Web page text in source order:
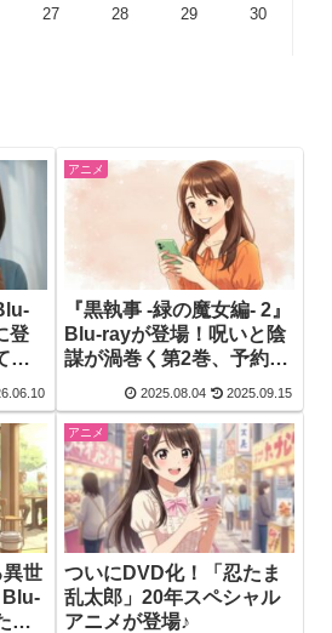
27 28 29
30
登
迷
アニメ
『黒執事 -緑の魔女編- 2』
Blu-rayが登場！呪いと陰
謀が渦巻く第2巻、予約受
2025.08.04 2025.09.15
異世
Blu-
な
アニメ
ついにDVD化！「忍たま
乱太郎」20年スペシャル
アニメが登場♪